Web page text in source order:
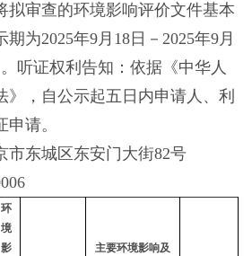
拟审查的环境影响评价文件基本
为2025年9月18日－2025年9月
听证权利告知：依据《中华人
》，自公示起五日内申请人、利
请。
东城区东安门大街82号
环
境
影
主要环境影响及